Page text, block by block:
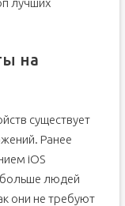
лучших
на
существует
Ранее
iOS
больше людей
они не требуют